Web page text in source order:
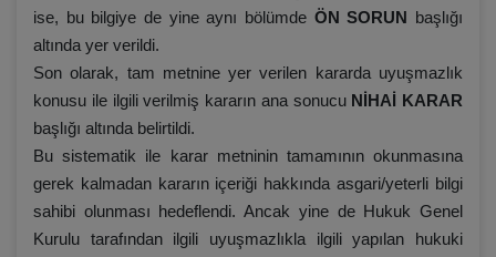
ise, bu bilgiye de yine aynı bölümde ÖN SORUN
başlığı
altında yer verildi.
Son olarak, tam metnine yer verilen kararda uyuşmazlık
konusu ile ilgili verilmiş kararın ana sonucu NİHAİ KARAR
başlığı altında belirtildi.
Bu sistematik ile karar metninin tamamının okunmasına
gerek kalmadan kararın içeriği hakkında asgari/yeterli bilgi
sahibi olunması hedeflendi. Ancak yine de Hukuk Genel
Kurulu tarafından ilgili uyuşmazlıkla ilgili yapılan hukuki